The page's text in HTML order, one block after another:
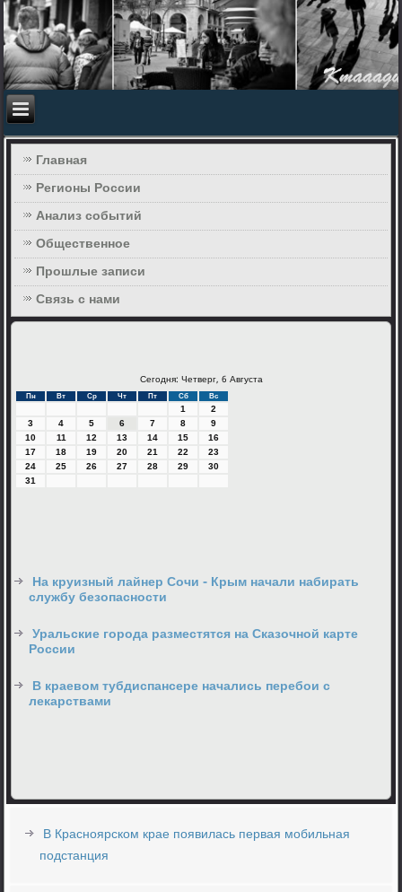
Главная
Регионы России
Анализ событий
Общественное
Прошлые записи
Связь с нами
Сегодня: Четверг, 6 Августа
Пн Вт Ср Чт Пт Сб Вс
1
2
3
4 5 6 7 8
9
10
11 12 13 14 15
16
17
18 19 20 21 22
23
24
25 26 27 28 29
30
31
На круизный лайнер Сочи - Крым начали набирать
службу безопасности
Уральские города разместятся на Сказочной карте
России
В краевом тубдиспансере начались перебои с
лекарствами
В Красноярском крае появилась первая мобильная
подстанция